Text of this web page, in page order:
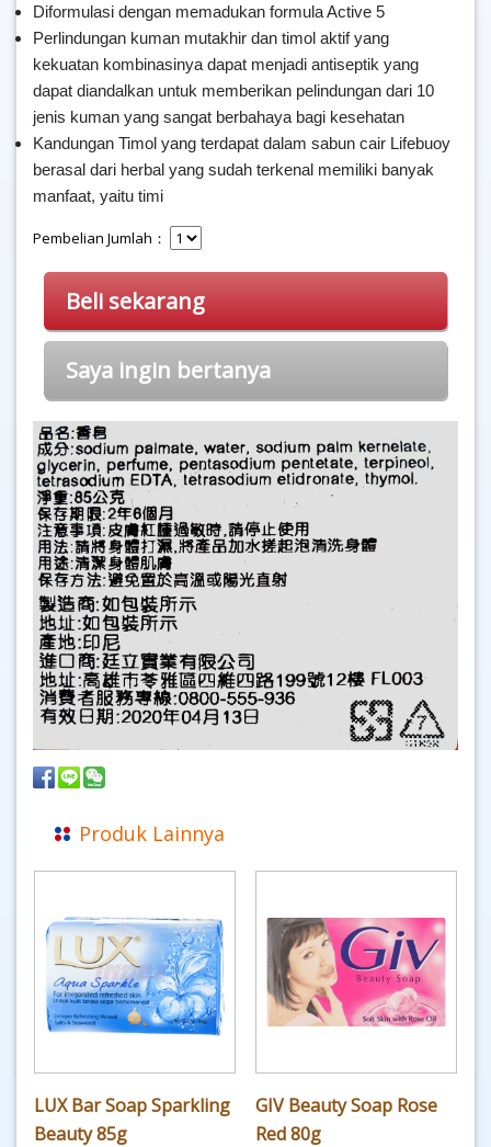
Diformulasi dengan memadukan formula Active 5
Perlindungan kuman mutakhir dan timol aktif yang
kekuatan kombinasinya dapat menjadi antiseptik yang
dapat diandalkan untuk memberikan pelindungan dari 10
jenis kuman yang sangat berbahaya bagi kesehatan
Kandungan Timol yang terdapat dalam sabun cair Lifebuoy
berasal dari herbal yang sudah terkenal memiliki banyak
manfaat, yaitu timi
Pembelian Jumlah：
Beli sekarang
Saya ingin bertanya
Produk Lainnya
LUX Bar Soap Sparkling
Beauty 85g
GIV Beauty Soap Rose
Red 80g